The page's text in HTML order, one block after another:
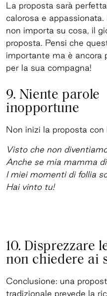
La proposta sarà
calorosa e
non importa su cosa, il
proposta. Pensi che
importante ma è ancora
per la sua compagna!
9. Niente parole
inopportune
Non inizi la proposta
Visto che non
Anche se mia mamma
I miei momenti di follia
Hai vinto tu!
10. Disprezzare
non chiedere ai
Conclusione: una
tradizionale prevede la